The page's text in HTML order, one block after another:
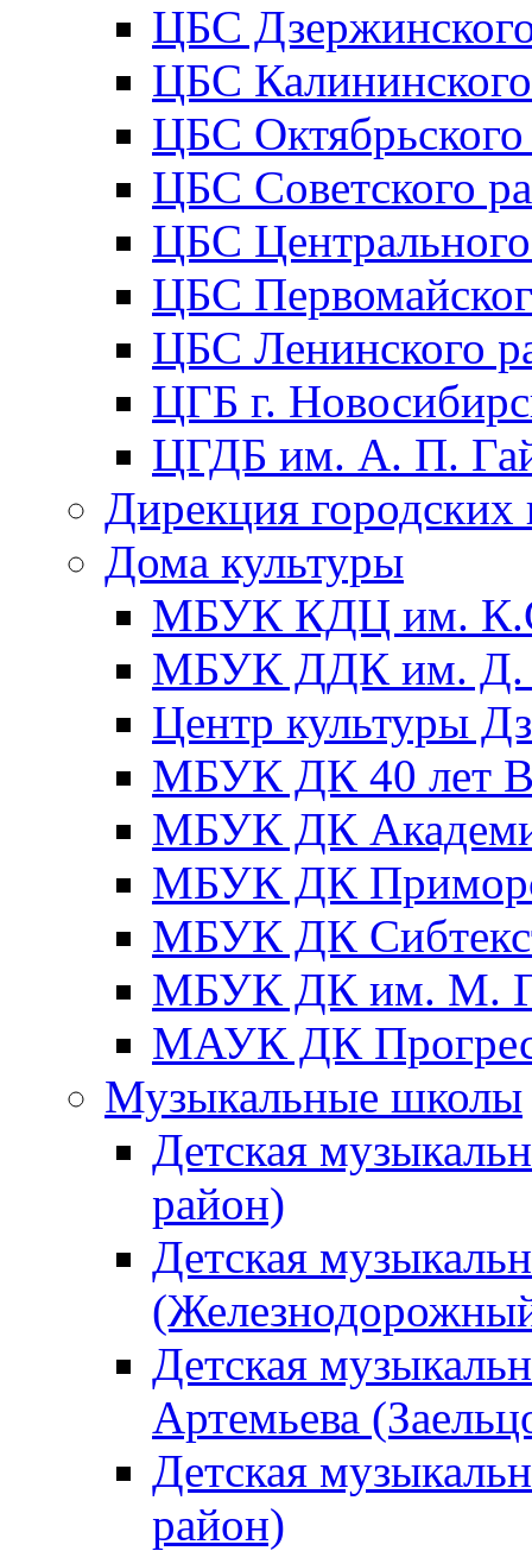
ЦБС
ЦБС
ЦБС
ЦБС Советского
ЦБС
ЦБС
ЦБС Ленинского
ЦГБ г.
ЦГДБ им. А. П.
Дирекция городских
Дома культуры
МБУК КДЦ им.
МБУК ДДК им. Д.
Центр культуры
МБУК ДК 40 лет
МБУК ДК
МБУК ДК
МБУК ДК
МБУК ДК им. М.
МАУК ДК
Музыкальные школы
Детская
район)
Детская
Детская
Артемьева
Детская
район)